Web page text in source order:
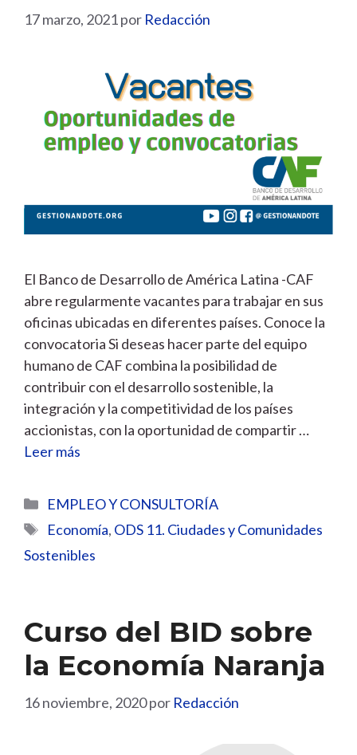
17 marzo, 2021por Redacción
El Banco de Desarrollo de América Latina -CAF
abre regularmente vacantes para trabajar en sus
oficinas ubicadas en diferentes países. Conoce la
convocatoria Si deseas hacer parte del equipo
humano de CAF combina la posibilidad de
contribuir con el desarrollo sostenible, la
integración y la competitividad de los países
accionistas, con la oportunidad de compartir …
Leer más
Categorías
EMPLEO Y CONSULTORÍA
Etiquetas
Economía, ODS 11. Ciudades y Comunidades
Sostenibles
Curso del BID sobre
la Economía Naranja
16 noviembre, 2020por Redacción